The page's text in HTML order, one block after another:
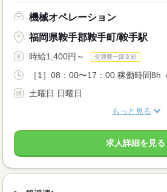
機械オペレーション
福岡県鞍手郡鞍手町/鞍手駅
時給1,400円～ 交通費一部支給
［1］08：00〜17：00 稼働時間8h
土曜日 日曜日
もっと見る
求人詳細を見る